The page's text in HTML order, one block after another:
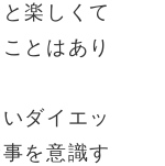
楽しくて
とはあり
ダイエッ
を意識す